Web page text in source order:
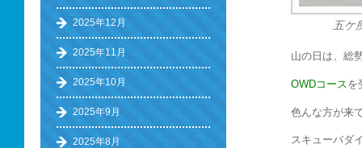
五ケ
山の日は、総
OWDコース を
色んな方が来
スキューバダ
2025年12月
2025年11月
2025年10月
2025年9月
2025年8月